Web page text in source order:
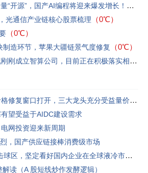
Claude Code突遭全量“开源”，国产AI编程将迎来爆发增长！
（0℃
光通信产业链核心股票梳理 （0℃）
（0℃）
造环节，苹果大疆链景气度修复
（0℃）
康惠股份、安联锐视刚刚成立智算公司，目前正在积极落实相关订单和洽商贷款等事宜
硅料迎来政策底，价格修复窗口打开，三大龙头充分受益量价反转
望受益于AIDC建设需求
网投资迎来新周期
，国产供应链接棒消费级市场
AIDC核心标的再入击球区，坚定看好国内企业在全球液冷市场份额渗透所带来的板块投资机会。
读（A 股短线炒作发酵逻辑）